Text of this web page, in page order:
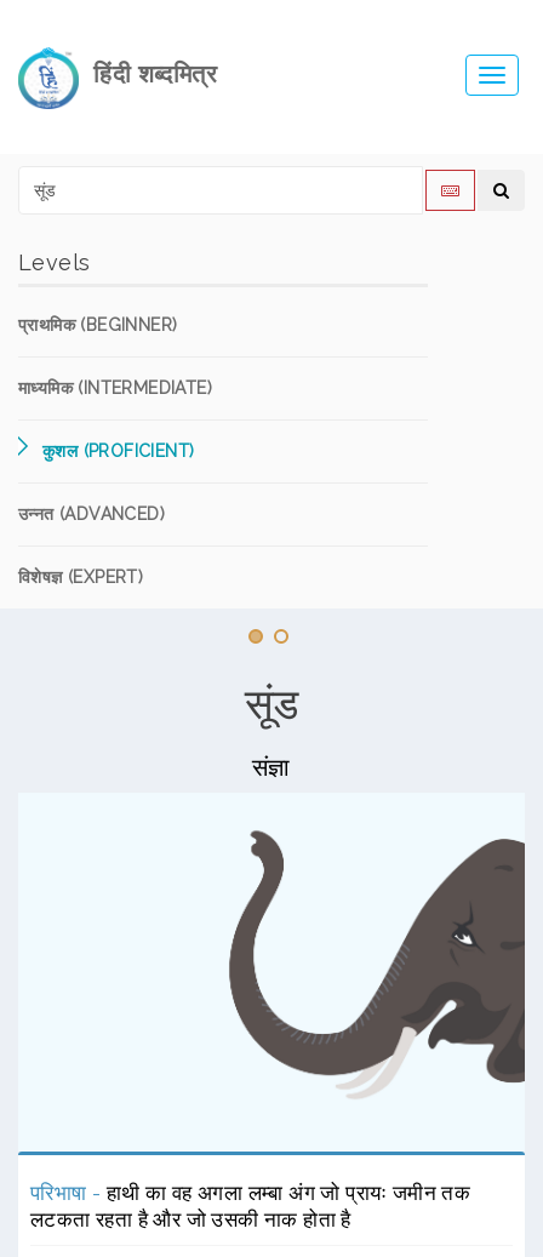
हिंदी शब्दमित्र
Levels
प्राथमिक (BEGINNER)
माध्यमिक (INTERMEDIATE)
कुशल (PROFICIENT)
उन्नत (ADVANCED)
विशेषज्ञ (EXPERT)
सूंड
संज्ञा
परिभाषा -हाथी का वह अगला लम्बा अंग जो प्रायः जमीन तक
लटकता रहता है और जो उसकी नाक होता है